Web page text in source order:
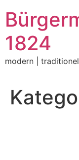
Inhalt
springen
1824
modern |